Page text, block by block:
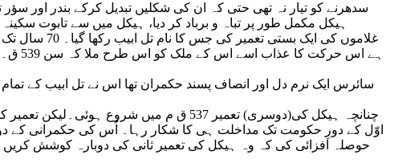
ہیکل مکمل طور پر تباہ و برباد کر دیا، ہیکل میں سے تابوت سکینہ
غلاموں کی
ہے
سائرس ایک نرم دل اور انصاف پسند حکمران تھا اس نے تل ابیب کے
چنانچہ ہیکل کی(دوسری) تعمیر 537 ق م
حوصلہ افزائی کی کہ وہ ہیکل کی تعمیر ثانی کی دوبارہ کوشش کریں۔